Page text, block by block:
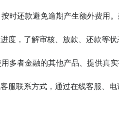
时还款避免逾期产生额外费用
度，了解审核、放款、还款等
多者金融的其他产品、提供真
服联系方式，通过在线客服、